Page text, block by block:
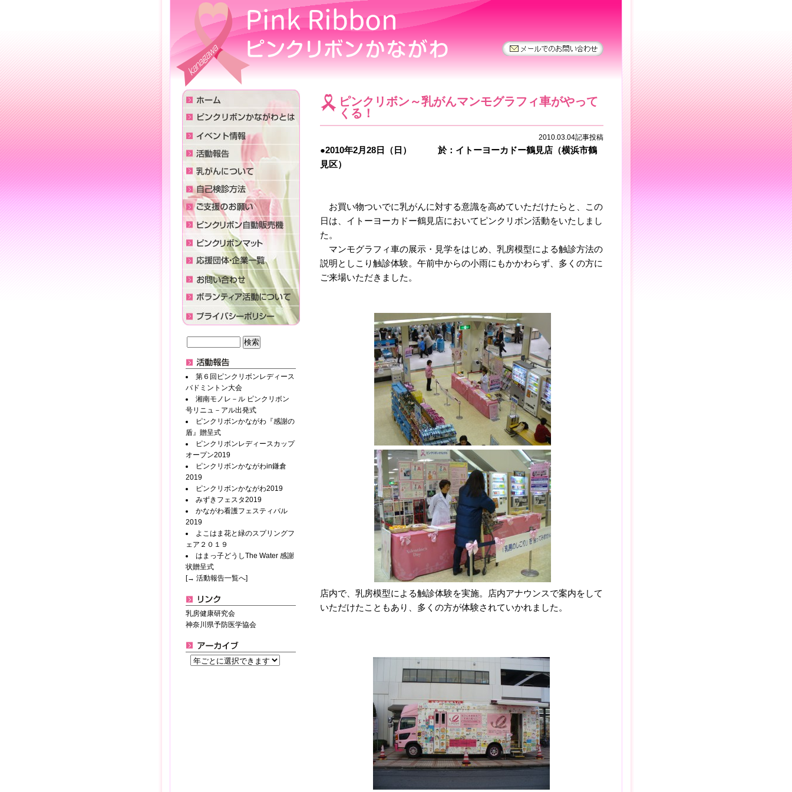
ピンクリボン～乳がんマンモグラフィ車がやって
くる！
2010.03.04記事投稿
●2010年2月28日（日） 於：イトーヨーカドー鶴見店（横浜市鶴
見区）
お買い物ついでに乳がんに対する意識を高めていただけたらと、この
日は、イトーヨーカドー鶴見店においてピンクリボン活動をいたしまし
た。
マンモグラフィ車の展示・見学をはじめ、乳房模型による触診方法の
説明としこり触診体験。午前中からの小雨にもかかわらず、多くの方に
ご来場いただきました。
店内で、乳房模型による触診体験を実施。店内アナウンスで案内をして
いただけたこともあり、多くの方が体験されていかれました。
第６回ピンクリボンレディース
バドミントン大会
湘南モノレ－ル ピンクリボン
号リニュ－アル出発式
ピンクリボンかながわ『感謝の
盾』贈呈式
ピンクリボンレディースカップ
オープン2019
ピンクリボンかながわin鎌倉
2019
ピンクリボンかながわ2019
みずきフェスタ2019
かながわ看護フェスティバル
2019
よこはま花と緑のスプリングフ
ェア２０１９
はまっ子どうしThe Water 感謝
状贈呈式
[→ 活動報告一覧へ]
乳房健康研究会
神奈川県予防医学協会